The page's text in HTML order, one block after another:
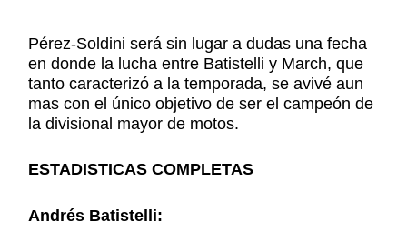
Pérez-Soldini será sin lugar a dudas una fecha
en donde la lucha entre Batistelli y March, que
tanto caracterizó a la temporada, se avivé aun
mas con el único objetivo de ser el campeón de
la divisional mayor de motos.
ESTADISTICAS COMPLETAS
Andrés Batistelli: